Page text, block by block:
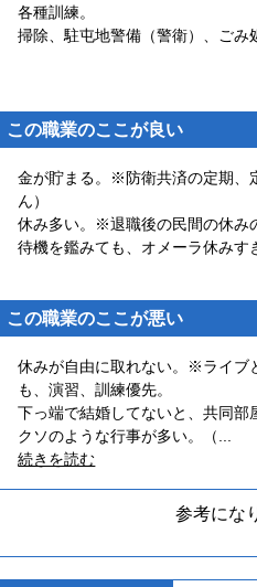
各種訓練。
掃除、駐屯地警備（警衛）、ごみ
この職業のここが良い
金が貯まる。※防衛共済の定期、
ん）
休み多い。※退職後の民間の休み
待機を鑑みても、オメーラ休みす
この職業のここが悪い
休みが自由に取れない。※ライブ
も、演習、訓練優先。
下っ端で結婚してないと、共同部
クソのような行事が多い。（...
続きを読む
参考にな